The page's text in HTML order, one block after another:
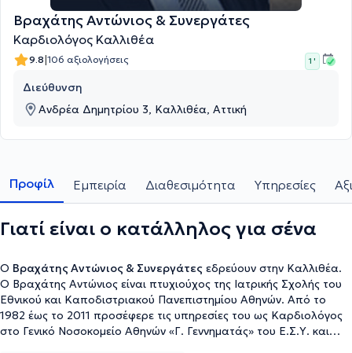
Βραχάτης Αντώνιος & Συνεργάτες
Καρδιολόγος Καλλιθέα
9.8|106 αξιολογήσεις 1 '
Διεύθυνση
Ανδρέα Δημητρίου 3, Καλλιθέα, Αττική
Προφίλ Εμπειρία Διαθεσιμότητα Υπηρεσίες
Γιατί είναι ο κατάλληλος για σένα
Ο Βραχάτης Αντώνιος & Συνεργάτες εδρεύουν στην Καλλιθέα.
Ο Βραχάτης Αντώνιος είναι πτυχιούχος της Ιατρικής Σχολής του
Εθνικού και Καποδιστριακού Πανεπιστημίου Αθηνών. Από το
1982 έως το 2011 προσέφερε τις υπηρεσίες του ως Καρδιολόγος
στο Γενικό Νοσοκομείο Αθηνών «Γ. Γεννηματάς» του Ε.Σ.Υ. και